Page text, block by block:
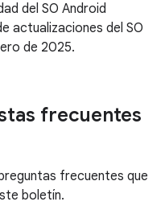
del SO Android
actualizaciones del SO
de 2025.
frecuentes
frecuentes que
boletín.